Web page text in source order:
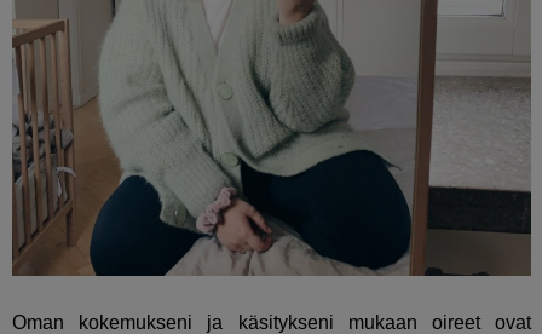
Oman kokemukseni ja käsitykseni mukaan oireet ovat